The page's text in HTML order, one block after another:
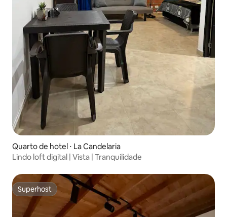
Quarto de hotel ⋅ La Candelaria
Lindo loft digital | Vista | Tranquilidade
Superhost
Superhost